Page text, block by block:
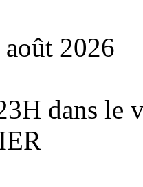
2026
dans le